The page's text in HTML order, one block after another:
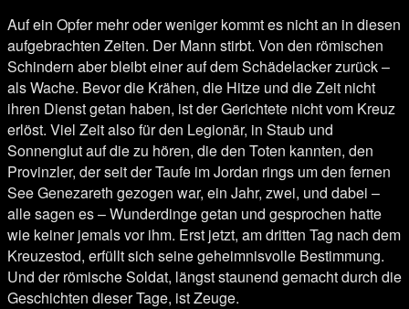
Auf ein Opfer mehr oder weniger kommt es nicht an in diesen
aufgebrachten Zeiten. Der Mann stirbt. Von den römischen
Schindern aber bleibt einer auf dem Schädelacker zurück –
als Wache. Bevor die Krähen, die Hitze und die Zeit nicht
ihren Dienst getan haben, ist der Gerichtete nicht vom Kreuz
erlöst. Viel Zeit also für den Legionär, in Staub und
Sonnenglut auf die zu hören, die den Toten kannten, den
Provinzler, der seit der Taufe im Jordan rings um den fernen
See Genezareth gezogen war, ein Jahr, zwei, und dabei –
alle sagen es – Wunderdinge getan und gesprochen hatte
wie keiner jemals vor ihm. Erst jetzt, am dritten Tag nach dem
Kreuzestod, erfüllt sich seine geheimnisvolle Bestimmung.
Und der römische Soldat, längst staunend gemacht durch die
Geschichten dieser Tage, ist Zeuge.